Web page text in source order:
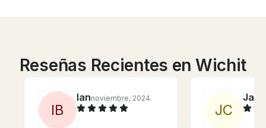
Reseñas Recientes en Wichit
IB
Iannoviembre, 2024
JC